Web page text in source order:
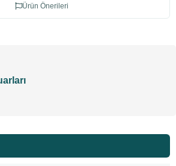
Ürün Önerileri